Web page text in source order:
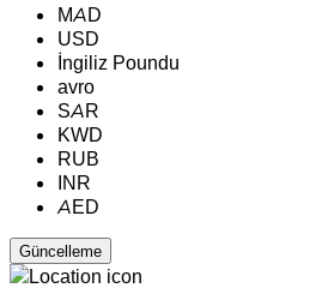
MAD
USD
İngiliz Poundu
avro
SAR
KWD
RUB
INR
AED